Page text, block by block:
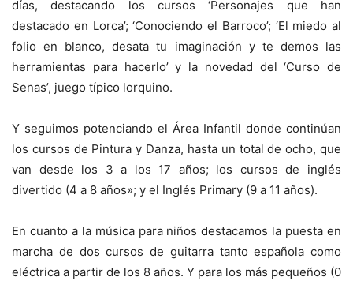
días, destacando los cursos ‘Personajes que han
destacado en Lorca’; ‘Conociendo el Barroco’; ‘El miedo al
folio en blanco, desata tu imaginación y te demos las
herramientas para hacerlo’ y la novedad del ‘Curso de
Senas’, juego típico lorquino.
Y seguimos potenciando el Área Infantil donde continúan
los cursos de Pintura y Danza, hasta un total de ocho, que
van desde los 3 a los 17 años; los cursos de inglés
divertido (4 a 8 años»; y el Inglés Primary (9 a 11 años).
En cuanto a la música para niños destacamos la puesta en
marcha de dos cursos de guitarra tanto española como
eléctrica a partir de los 8 años. Y para los más pequeños (0